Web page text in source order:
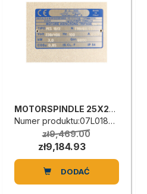
MOTORSPINDLE 25X26 3KW 100HZ 6000
Numer produktu:07L0187494L
zł9,469.00
zł9,184.93
DODAĆ